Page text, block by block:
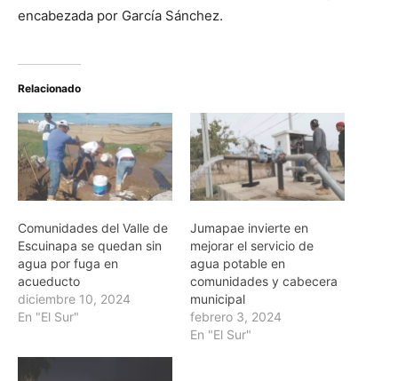
encabezada por García Sánchez.
Relacionado
Comunidades del Valle de
Escuinapa se quedan sin
agua por fuga en
acueducto
diciembre 10, 2024
En "El Sur"
Jumapae invierte en
mejorar el servicio de
agua potable en
comunidades y cabecera
municipal
febrero 3, 2024
En "El Sur"